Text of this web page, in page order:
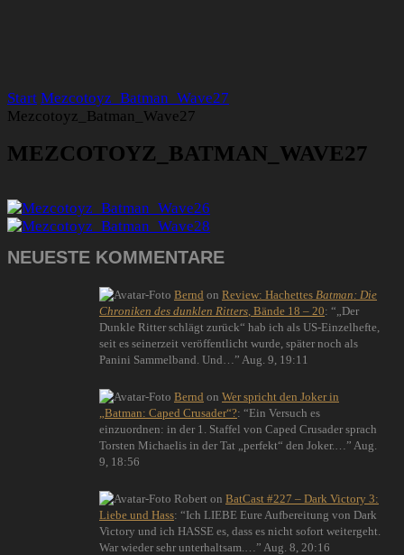
Start Mezcotoyz_Batman_Wave27
Mezcotoyz_Batman_Wave27
MEZCOTOYZ_BATMAN_WAVE27
NEUESTE KOMMENTARE
Bernd on Review: Hachettes Batman: Die
Chroniken des dunklen Ritters , Bände 18 – 20: “ „Der
Dunkle Ritter schlägt zurück“ hab ich als US-Einzelhefte,
seit es seinerzeit veröffentlicht wurde, später noch als
Panini Sammelband. Und… ” Aug. 9, 19:11
Bernd on Wer spricht den Joker in
„Batman: Caped Crusader“?: “Ein Versuch es
einzuordnen: in der 1. Staffel von Caped Crusader sprach
Torsten Michaelis in der Tat „perfekt“ den Joker.… ” Aug.
9, 18:56
Robert on BatCast #227 – Dark Victory 3:
Liebe und Hass: “Ich LIEBE Eure Aufbereitung von Dark
Victory und ich HASSE es, dass es nicht sofort weitergeht.
War wieder sehr unterhaltsam.… ” Aug. 8, 20:16